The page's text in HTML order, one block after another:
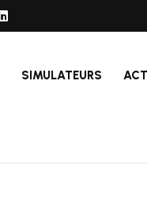
SIMULATEURS